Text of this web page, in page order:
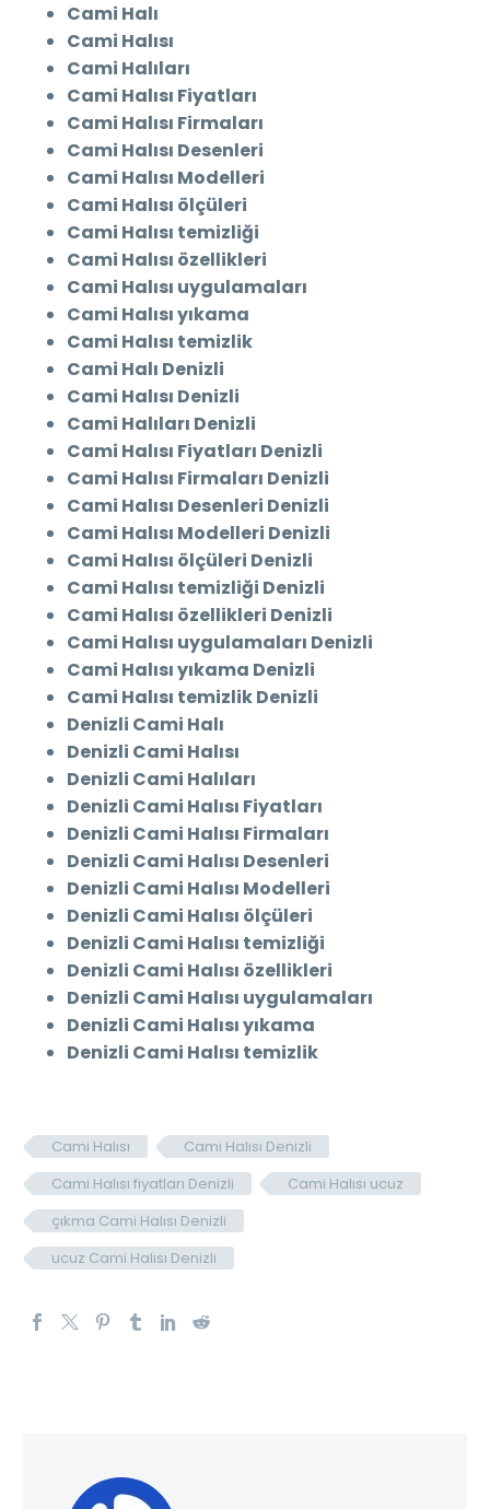
Cami Halı
Cami Halısı
Cami Halıları
Cami Halısı Fiyatları
Cami Halısı Firmaları
Cami Halısı Desenleri
Cami Halısı Modelleri
Cami Halısı ölçüleri
Cami Halısı temizliği
Cami Halısı özellikleri
Cami Halısı uygulamaları
Cami Halısı yıkama
Cami Halısı temizlik
Cami Halı Denizli
Cami Halısı Denizli
Cami Halıları Denizli
Cami Halısı Fiyatları Denizli
Cami Halısı Firmaları Denizli
Cami Halısı Desenleri Denizli
Cami Halısı Modelleri Denizli
Cami Halısı ölçüleri Denizli
Cami Halısı temizliği Denizli
Cami Halısı özellikleri Denizli
Cami Halısı uygulamaları Denizli
Cami Halısı yıkama Denizli
Cami Halısı temizlik Denizli
Denizli Cami Halı
Denizli Cami Halısı
Denizli Cami Halıları
Denizli Cami Halısı Fiyatları
Denizli Cami Halısı Firmaları
Denizli Cami Halısı Desenleri
Denizli Cami Halısı Modelleri
Denizli Cami Halısı ölçüleri
Denizli Cami Halısı temizliği
Denizli Cami Halısı özellikleri
Denizli Cami Halısı uygulamaları
Denizli Cami Halısı yıkama
Denizli Cami Halısı temizlik
Cami Halısı
Cami Halısı Denizli
Cami Halısı fiyatları Denizli
Cami Halısı ucuz
çıkma Cami Halısı Denizli
ucuz Cami Halısı Denizli